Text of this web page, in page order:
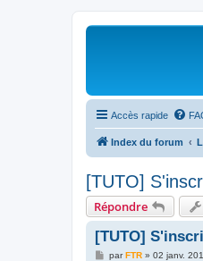
Accès rapide
Index du forum
[TUTO]
Répondre
[TUTO]
MparFTR» 02 janv.